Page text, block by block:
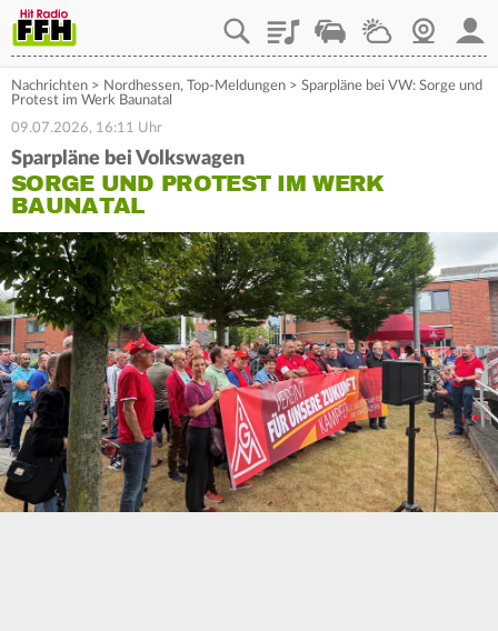
PlaylistStaupilotWetterWebcam
Nachrichten > Nordhessen, Top-Meldungen > Sparpläne bei VW: Sorge und
Protest im Werk Baunatal
09.07.2026, 16:11 Uhr
Sparpläne bei Volkswagen
SORGE UND PROTEST IM WERK
BAUNATAL